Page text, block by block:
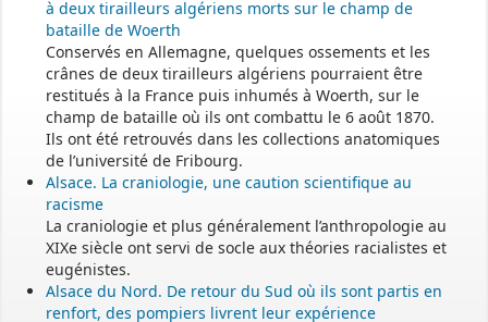
à deux tirailleurs algériens morts sur le champ de
bataille de Woerth
Conservés en Allemagne, quelques ossements et les
crânes de deux tirailleurs algériens pourraient être
restitués à la France puis inhumés à Woerth, sur le
champ de bataille où ils ont combattu le 6 août 1870.
Ils ont été retrouvés dans les collections anatomiques
de l’université de Fribourg.
Alsace. La craniologie, une caution scientifique au
racisme
La craniologie et plus généralement l’anthropologie au
XIXe siècle ont servi de socle aux théories racialistes et
eugénistes.
Alsace du Nord. De retour du Sud où ils sont partis en
renfort, des pompiers livrent leur expérience